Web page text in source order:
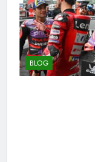
BLOG